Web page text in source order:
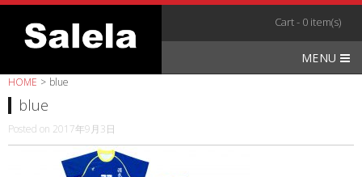
Skip
content
Cart - 0 item(s)
MENU
HOME > blue
blue
Posted on 2017年9月3日